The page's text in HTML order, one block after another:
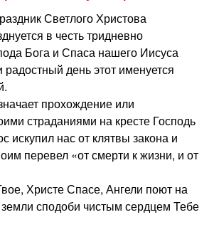
Светлого Христова
в честь тридневно
Бога и Спаса нашего Иисуса
день этот именуется
прохождение или
страданиями на кресте Господь
искупил нас от клятвы закона и
перевел «от смерти к жизни, и от
Христе Спасе, Ангели поют на
сподоби чистым сердцем Тебе